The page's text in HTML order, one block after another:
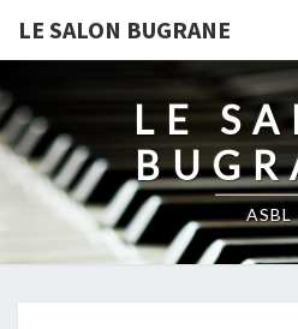
LE SALON BUGRANE
LE
ASBL